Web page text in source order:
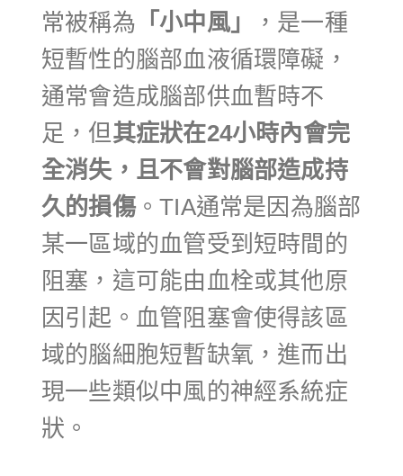
常被稱為 「小中風」
，是一種
短暫性的腦部血液循環障礙，
通常會造成腦部供血暫時不
足，但其症狀在24小時內會完
全消失，且不會對腦部造成持
久的損傷。TIA通常是因為腦部
某一區域的血管受到短時間的
阻塞，這可能由血栓或其他原
因引起。血管阻塞會使得該區
域的腦細胞短暫缺氧，進而出
現一些類似中風的神經系統症
狀。